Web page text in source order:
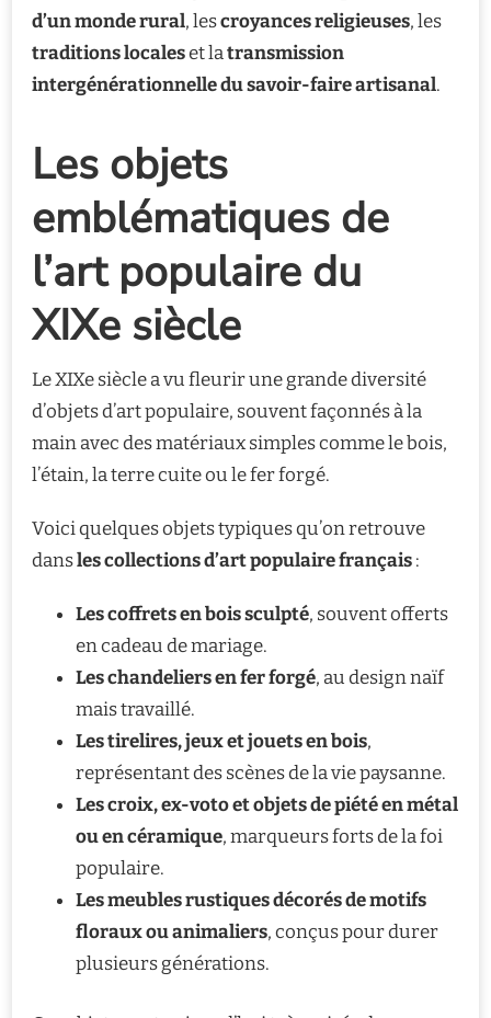
d’un monde rural, lescroyances religieuses, les
traditions localeset latransmission
intergénérationnelle du savoir-faire artisanal.
Les objets
emblématiques de
l’art populaire du
XIXe siècle
Le XIXe siècle a vu fleurir une grande diversité
d’objets d’art populaire, souvent façonnés à la
main avec des matériaux simples comme le bois,
l’étain, la terre cuite ou le fer forgé.
Voici quelques objets typiques qu’on retrouve
dansles collections d’art populaire français:
Les coffrets en bois sculpté, souvent offerts
en cadeau de mariage.
Les chandeliers en fer forgé, au design naïf
mais travaillé.
Les tirelires, jeux et jouets en bois,
représentant des scènes de la vie paysanne.
Les croix, ex-voto et objets de piété en métal
ou en céramique, marqueurs forts de la foi
populaire.
Les meubles rustiques décorés de motifs
floraux ou animaliers, conçus pour durer
plusieurs générations.